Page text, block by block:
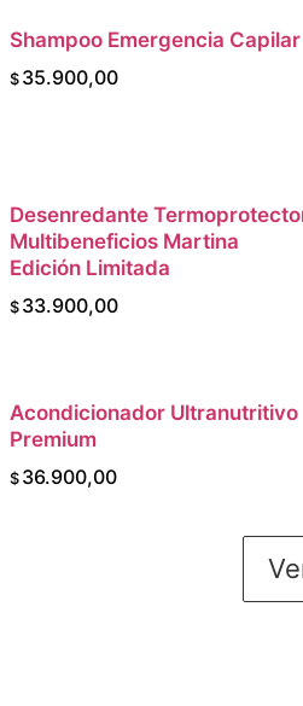
AGREGAR AL CARRITO
Shampoo Emergencia Capilar
$ 35.900,00
AGREGAR AL CARRITO
Desenredante
Multibeneficios Martina
Edición Limitada
$ 33.900,00
AGREGAR AL CARRITO
Acondicionador Ultranutritivo
Premium
$ 36.900,00